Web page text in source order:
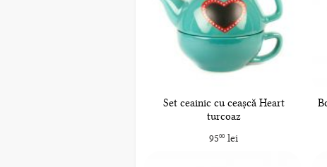
Set ceainic cu ceașcă Heart
turcoaz
9500lei